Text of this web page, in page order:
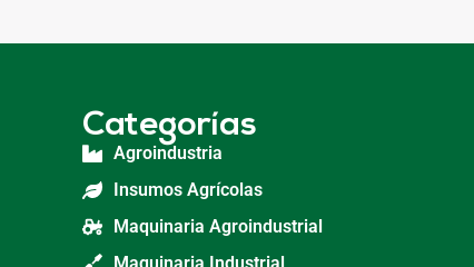
Categorías
Agroindustria
Insumos Agrícolas
Maquinaria Agroindustrial